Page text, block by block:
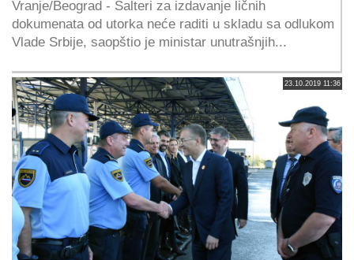
Vranje/Beograd - Šalteri za izdavanje ličnih
dokumenata od utorka neće raditi u skladu sa odlukom
Vlade Srbije, saopštio je ministar unutrašnjih...
23.10.2019 11:36